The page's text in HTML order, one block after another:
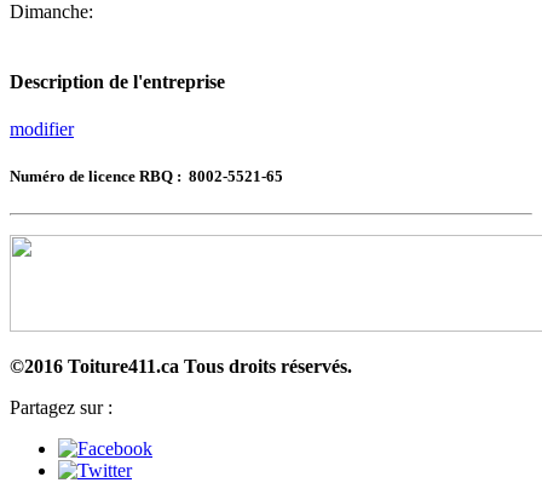
Dimanche:
Description de l'entreprise
modifier
Numéro de licence RBQ : 8002-5521-65
©2016 Toiture411.ca Tous droits réservés.
Partagez sur :